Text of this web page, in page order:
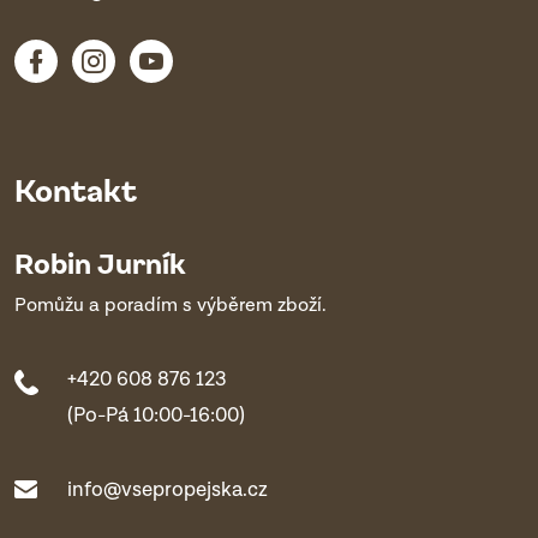
Kontakt
Robin Jurník
Pomůžu a poradím s výběrem zboží.
+420 608 876 123
(Po-Pá 10:00-16:00)
info@vsepropejska.cz